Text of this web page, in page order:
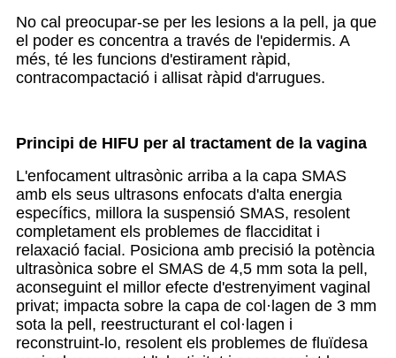
No cal preocupar-se per les lesions a la pell, ja que
el poder es concentra a través de l'epidermis. A
més, té les funcions d'estirament ràpid,
contracompactació i allisat ràpid d'arrugues.
Principi de HIFU per al tractament de la vagina
L'enfocament ultrasònic arriba a la capa SMAS
amb els seus ultrasons enfocats d'alta energia
específics, millora la suspensió SMAS, resolent
completament els problemes de flacciditat i
relaxació facial. Posiciona amb precisió la potència
ultrasònica sobre el SMAS de 4,5 mm sota la pell,
aconseguint el millor efecte d'estrenyiment vaginal
privat; impacta sobre la capa de col·lagen de 3 mm
sota la pell, reestructurant el col·lagen i
reconstruint-lo, resolent els problemes de fluïdesa